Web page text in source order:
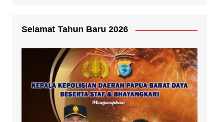
Selamat Tahun Baru 2026